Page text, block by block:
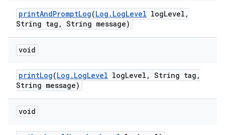
printAndPromptLog(Log . LogLevel logLevel ,
String tag , String message)
void
printLog(Log . LogLevel logLevel , String tag ,
String message)
void